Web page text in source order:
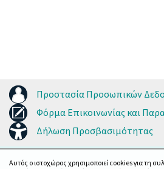
Προστασία Προσωπικών
Φόρμα Επικοινωνίας και
Δήλωση Προσβασιμότητας
Αυτός ο ιστοχώρος χρησιμοποιεί cookies για τη